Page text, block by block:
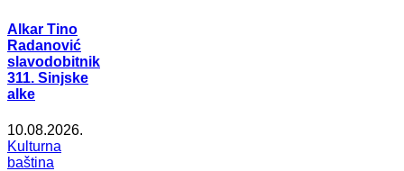
Alkar Tino
Radanović
slavodobitnik
311. Sinjske
alke
10.08.2026.
Kulturna
baština